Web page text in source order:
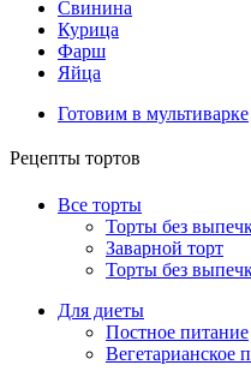
Свинина
Курица
Фарш
Яйца
Готовим в мультиварке
Рецепты тортов
Все торты
Торты без
Заварной торт
Торты без
Для диеты
Постное питание
Вегетарианское